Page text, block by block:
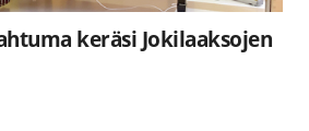
keräsi Jokilaaksojen